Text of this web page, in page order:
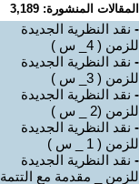
المقالات المنشورة: 3,189
- نقد النظرية الجديدة
للزمن ( 4_ س )
- نقد النظرية الجديدة
للزمن ( 3_ س )
- نقد النظرية الجديدة
للزمن (2 _ س )
- نقد النظرية الجديدة
للزمن ( 1 _ س )
- نقد النظرية الجديدة
للزمن _ مقدمة مع التتمة